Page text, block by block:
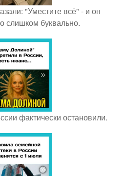
"Уместите всё" - и он
слишком буквально.
фактически остановили.